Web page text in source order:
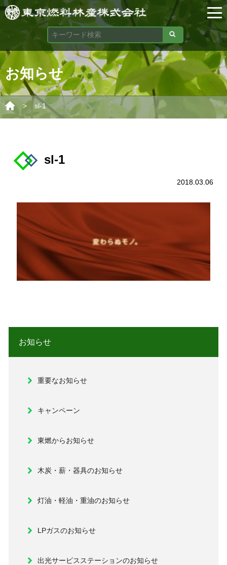
お知らせ
> sl-1
sl-1
2018.03.06
お知らせ
重要なお知らせ
キャンペーン
東燃からお知らせ
木炭・薪・器具のお知らせ
灯油・軽油・重油のお知らせ
LPガスのお知らせ
出光サービスステーションのお知らせ